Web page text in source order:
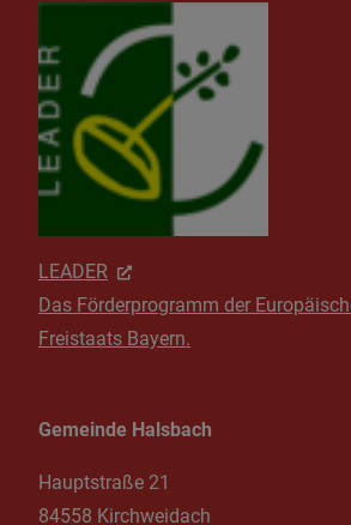
LEADER
Das Förderprogramm der
Freistaats Bayern.
Gemeinde Halsbach
Hauptstraße 21
84558 Kirchweidach